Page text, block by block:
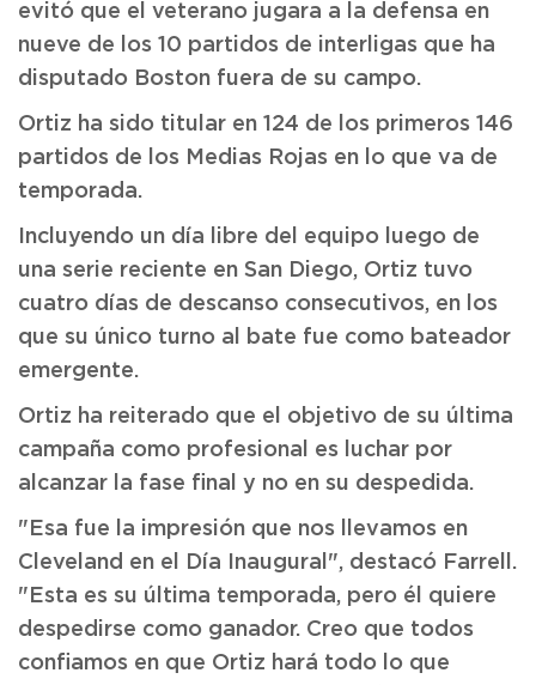
evitó que el veterano jugara a la defensa en
nueve de los 10 partidos de interligas que ha
disputado Boston fuera de su campo.
Ortiz ha sido titular en 124 de los primeros 146
partidos de los Medias Rojas en lo que va de
temporada.
Incluyendo un día libre del equipo luego de
una serie reciente en San Diego, Ortiz tuvo
cuatro días de descanso consecutivos, en los
que su único turno al bate fue como bateador
emergente.
Ortiz ha reiterado que el objetivo de su última
campaña como profesional es luchar por
alcanzar la fase final y no en su despedida.
"Esa fue la impresión que nos llevamos en
Cleveland en el Día Inaugural", destacó Farrell.
"Esta es su última temporada, pero él quiere
despedirse como ganador. Creo que todos
confiamos en que Ortiz hará todo lo que